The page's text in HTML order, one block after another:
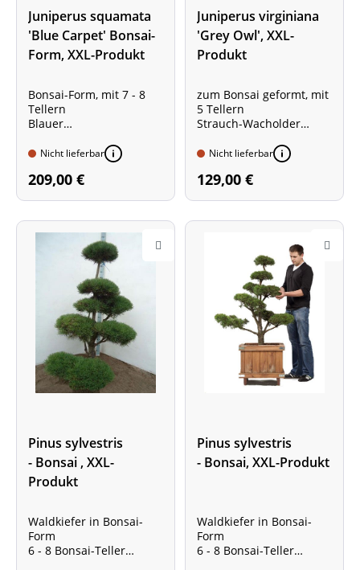
Juniperus squamata
'Blue Carpet' Bonsai-
Form, XXL-Produkt
Bonsai-Form, mit 7 - 8
Tellern
Blauer
Pflanzengröße ca. 100 -
Gesamthöhe mit Topf ca.
Nicht lieferbar
209,00 €
Juniperus virginiana
'Grey Owl', XXL-
Produkt
zum Bonsai geformt, mit
5 Tellern
Strauch-Wacholder
100 cm
Gesamthöhe mit Topf ca.
125 - 150 cm
Nicht lieferbar
129,00 €
Pinus sylvestris
- Bonsai , XXL-
Produkt
Waldkiefer in Bonsai-
Form
6 - 8 Bonsai-Teller
Pinus sylvestris
- Bonsai, XXL-Produkt
Waldkiefer in Bonsai-
Form
6 - 8 Bonsai-Teller